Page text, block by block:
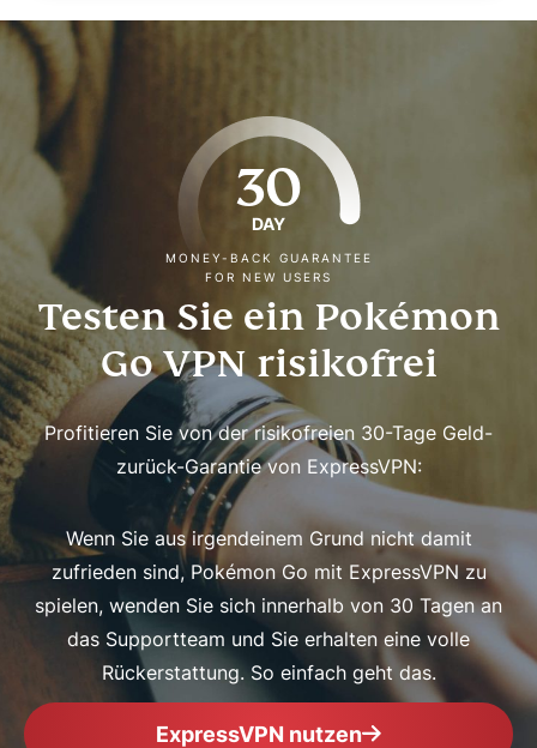
30
DAY
MONEY-BACK GUARANTEE
FOR NEW USERS
Testen Sie ein Pokémon
Go VPN risikofrei
Profitieren Sie von der risikofreien 30-Tage Geld-
zurück-Garantie von ExpressVPN:
Wenn Sie aus irgendeinem Grund nicht damit
zufrieden sind, Pokémon Go mit ExpressVPN zu
spielen, wenden Sie sich innerhalb von 30 Tagen an
das Supportteam und Sie erhalten eine volle
Rückerstattung. So einfach geht das.
ExpressVPN nutzen